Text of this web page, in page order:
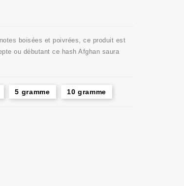
boisées et poivrées, ce produit est
ou débutant ce hash Afghan saura
5 gramme 10 gramme